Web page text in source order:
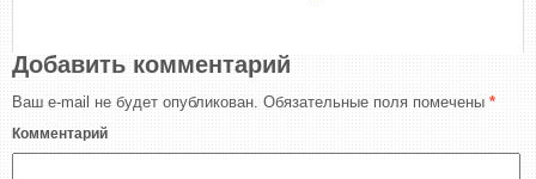
Добавить комментарий
Ваш e-mail не будет опубликован. Обязательные поля помечены *
Комментарий